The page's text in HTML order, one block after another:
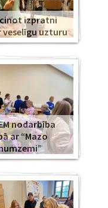
izpratni
veselīgu uzturu
nodarbība
ar “Mazo